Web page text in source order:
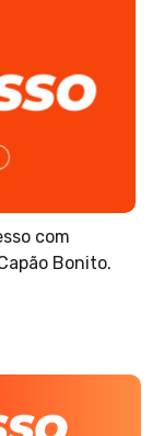
com
Bonito.